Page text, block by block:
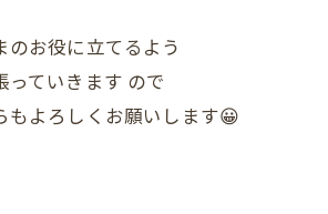
のお役に立てるよう
っていきます ので
もよろしくお願いします😀